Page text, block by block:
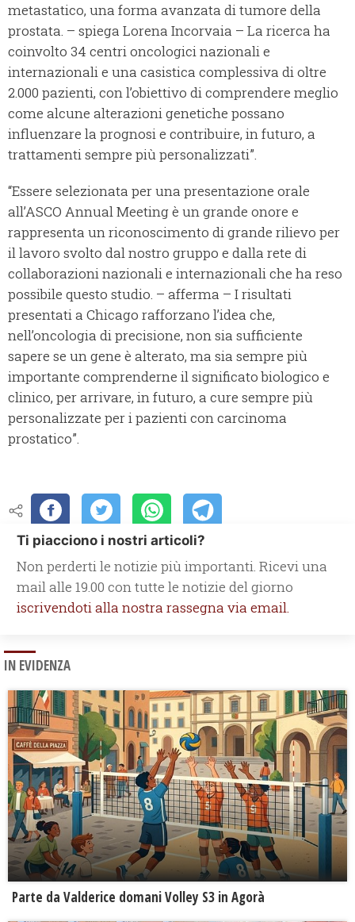
metastatico, una forma avanzata di tumore della
prostata. – spiega Lorena Incorvaia – La ricerca ha
coinvolto 34 centri oncologici nazionali e
internazionali e una casistica complessiva di oltre
2.000 pazienti, con l’obiettivo di comprendere meglio
come alcune alterazioni genetiche possano
influenzare la prognosi e contribuire, in futuro, a
trattamenti sempre più personalizzati”.
“Essere selezionata per una presentazione orale
all’ASCO Annual Meeting è un grande onore e
rappresenta un riconoscimento di grande rilievo per
il lavoro svolto dal nostro gruppo e dalla rete di
collaborazioni nazionali e internazionali che ha reso
possibile questo studio. – afferma – I risultati
presentati a Chicago rafforzano l’idea che,
nell’oncologia di precisione, non sia sufficiente
sapere se un gene è alterato, ma sia sempre più
importante comprenderne il significato biologico e
clinico, per arrivare, in futuro, a cure sempre più
personalizzate per i pazienti con carcinoma
prostatico”.
Ti piacciono i nostri articoli?
Non perderti le notizie più importanti. Ricevi una
mail alle 19.00 con tutte le notizie del giorno
iscrivendoti alla nostra rassegna via email.
IN EVIDENZA
Parte da Valderice domani Volley S3 in Agorà